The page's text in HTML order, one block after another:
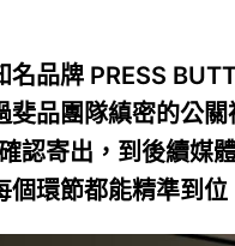
品牌 PRESS
品團隊縝密的公
認寄出，到後續媒
環節都能精準到位